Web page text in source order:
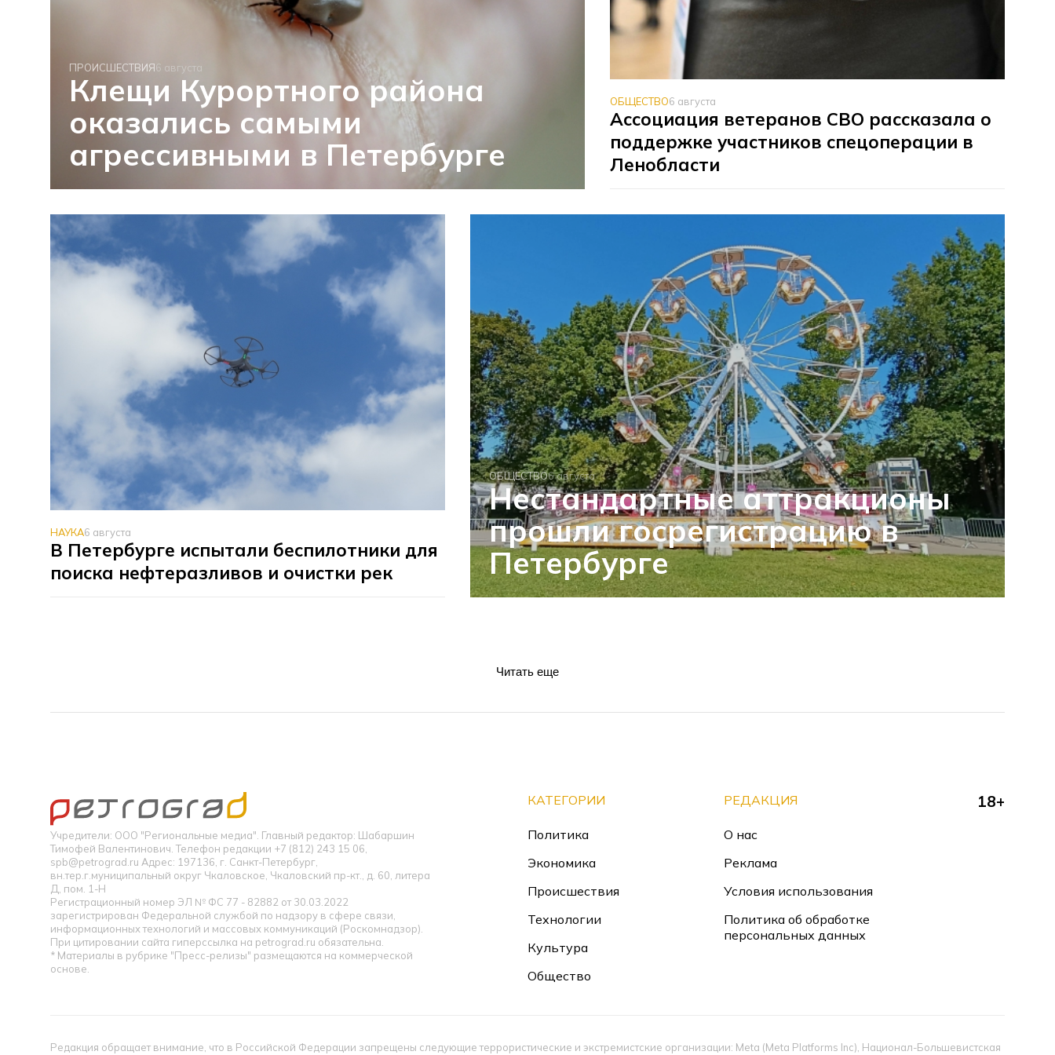
ПРОИСШЕСТВИЯ6 августа
Клещи Курортного района
оказались самыми
агрессивными в Петербурге
ОБЩЕСТВО6 августа
Ассоциация ветеранов СВО рассказала о
поддержке участников спецоперации в
Ленобласти
НАУКА6 августа
В Петербурге испытали беспилотники для
поиска нефтеразливов и очистки рек
ОБЩЕСТВО6 августа
Нестандартные аттракционы
прошли госрегистрацию в
Петербурге
Читать еще
Учредители: ООО "Региональные медиа". Главный редактор: Шабаршин
Тимофей Валентинович. Телефон редакции +7 (812) 243 15 06,
spb@petrograd.ru Адрес: 197136, г. Санкт-Петербург,
вн.тер.г.муниципальный округ Чкаловское, Чкаловский пр-кт., д. 60, литера
Д, пом. 1-Н
Регистрационный номер ЭЛ № ФС 77 - 82882 от 30.03.2022
зарегистрирован Федеральной службой по надзору в сфере связи,
информационных технологий и массовых коммуникаций (Роскомнадзор).
При цитировании сайта гиперссылка на petrograd.ru обязательна.
* Материалы в рубрике "Пресс-релизы" размещаются на коммерческой
основе.
КАТЕГОРИИ
Политика
Экономика
Происшествия
Технологии
Культура
Общество
РЕДАКЦИЯ
О нас
Реклама
Условия использования
Политика об обработке
персональных данных
18+
Редакция обращает внимание, что в Российской Федерации запрещены следующие террористические и экстремистские организации: Meta (Meta Platforms Inc), Национал-Большевистская